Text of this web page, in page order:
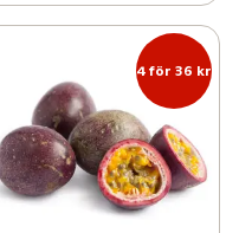
4 för 36 kr